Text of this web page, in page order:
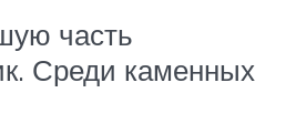
часть
Среди каменных